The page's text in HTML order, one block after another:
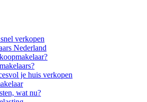
verkopen
Nederland
je huis verkopen
wat nu?